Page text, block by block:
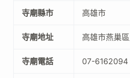
寺廟縣市 高雄市
寺廟地址 高雄市燕巢
寺廟電話 07-6162094